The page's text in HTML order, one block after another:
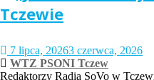
Tczewie
7 lipca, 20263 czerwca, 2026
WTZ PSONI Tczew
Redaktorzy Radia SoVo w